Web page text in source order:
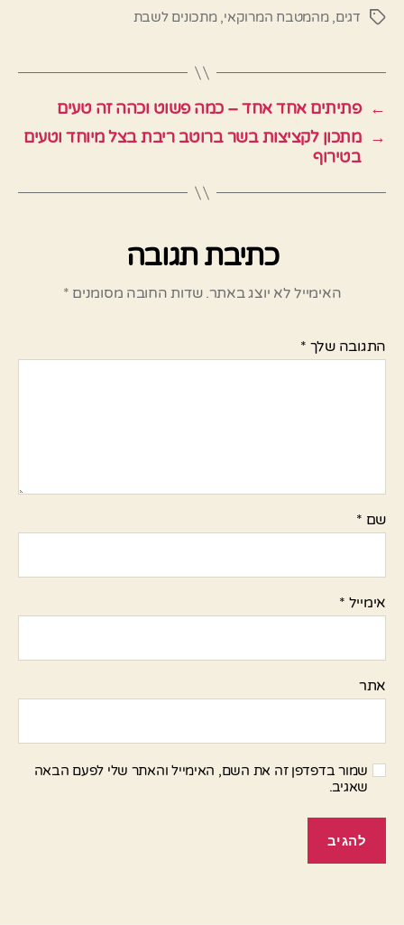
תגיותדגים,מהמטבח המרוקאי,מתכונים לשבת
← פתיתים אחד אחד – כמה פשוט וכהה זה טעים
→ מתכון לקציצות בשר ברוטב ריבת בצל מיוחד וטעים
בטירוף
כתיבת תגובה
האימייל לא יוצג באתר. שדות החובה מסומנים *
התגובה שלך *
שם *
אימייל *
אתר
שמור בדפדפן זה את השם, האימייל והאתר שלי לפעם הבאה
שאגיב.